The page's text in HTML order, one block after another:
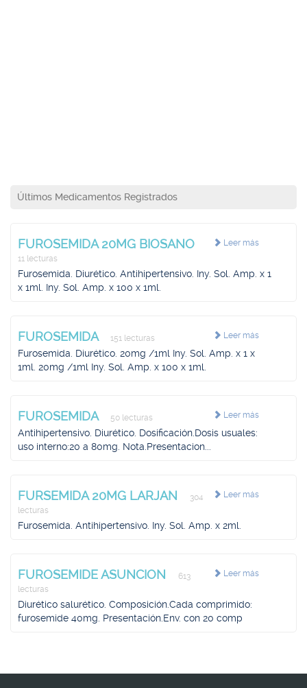
Últimos Medicamentos Registrados
Leer más
FUROSEMIDA 20MG BIOSANO
11 lecturas
Furosemida. Diurético. Antihipertensivo. Iny. Sol. Amp. x 1
x 1ml. Iny. Sol. Amp. x 100 x 1ml.
Leer más
FUROSEMIDA 151 lecturas
Furosemida. Diurético. 20mg /1ml Iny. Sol. Amp. x 1 x
1ml. 20mg /1ml Iny. Sol. Amp. x 100 x 1ml.
Leer más
FUROSEMIDA 50 lecturas
Antihipertensivo. Diurético. Dosificación.Dosis usuales:
uso interno:20 a 80mg. Nota.Presentacion...
Leer más
FURSEMIDA 20MG LARJAN
304
lecturas
Furosemida. Antihipertensivo. Iny. Sol. Amp. x 2ml.
Leer más
FUROSEMIDE ASUNCION
613
lecturas
Diurético salurético. Composición.Cada comprimido:
furosemide 40mg. Presentación.Env. con 20 comp